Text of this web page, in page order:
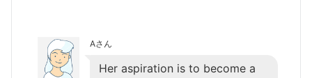
Aさん
Her aspiration is to become a